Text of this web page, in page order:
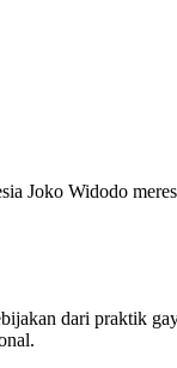
Joko Widodo
dari praktik